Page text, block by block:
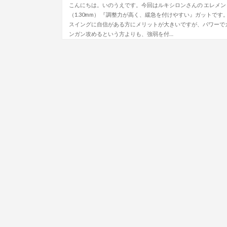
こんにちは。いのうえです。今回はルキシロンさんの エレメン
（1.30mm） 『調整力が高く、緩急を付けやすい』ガットです。
スイングに自信がある方にメリットが大きいですが、パワーで
ンガン攻めるという方よりも、強弱を付…